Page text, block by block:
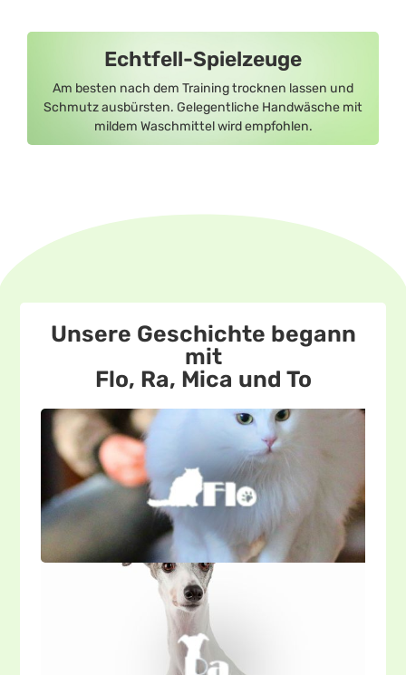
Echtfell-Spielzeuge
Am besten nach dem Training trocknen lassen und
Schmutz ausbürsten. Gelegentliche Handwäsche mit
mildem Waschmittel wird empfohlen.
Unsere Geschichte begann
mit
Flo, Ra, Mica und To